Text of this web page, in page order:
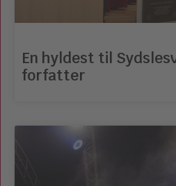
En hyldest til
forfatter